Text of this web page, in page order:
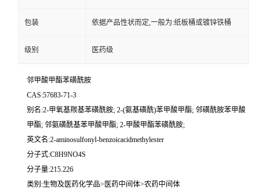
包装 依据产品性状而定,一般为:纸板桶或镀锌铁桶
级别 医药级
邻甲酸甲酯苯磺酰胺
CAS:57683-71-3
别名:2-甲氧基羰基苯磺酰胺; 2-(氨基磺酰)苯甲酸甲酯; 邻磺酰胺苯甲酸
甲酯; 邻氨磺酰基苯甲酸甲酯; 2-甲酸甲酯苯磺酰胺;
英文名:2-aminosulfonyl-benzoicacidmethylester
分子式:C8H9NO4S
分子量:215.226
类别:生物及医药化学品>医药中间体>农药中间体